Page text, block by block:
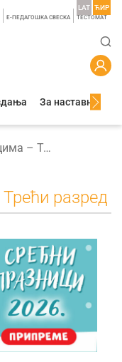
Е-ПЕДАГОШКА СВЕСКА TЕСТОМАТ
LAT ЋИР
За наставнике
У сусрет празницима – Трећи разред
разред